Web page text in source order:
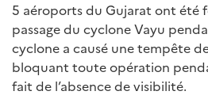
5 aéroports du Gujarat ont été
passage du cyclone Vayu
cyclone a causé une tempête
bloquant toute opération
fait de l’absence de visibilité.